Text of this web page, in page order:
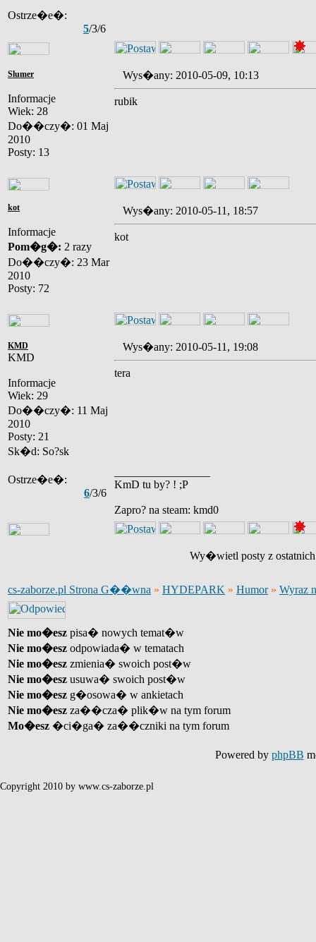
Ostrze�e�:
5/3/6
Slumer
Informacje
Wiek: 28
Do��czy�: 01 Maj
2010
Posty: 13
Wys�any: 2010-05-09, 10:13
rubik
kot
Informacje
Pom�g�: 2 razy
Do��czy�: 23 Mar
2010
Posty: 72
Wys�any: 2010-05-11, 18:57
kot
KMD
KMD
Informacje
Wiek: 29
Do��czy�: 11 Maj
2010
Posty: 21
Sk�d: So?sk
Ostrze�e�:
6/3/6
Wys�any: 2010-05-11, 19:08
tera
KmD tu by? ! ;P
Zapro? na steam: kmd0
Wy�wietl posty z
cs-zaborze.pl Strona G��wna » HYDEPARK » Humor» Wyraz
Nie mo�esz pisa� nowych temat�w
Nie mo�esz odpowiada� w tematach
Nie mo�esz zmienia� swoich post�w
Nie mo�esz usuwa� swoich post�w
Nie mo�esz g�osowa� w ankietach
Nie mo�esz za��cza� plik�w na tym forum
Mo�esz �ci�ga� za��czniki na tym forum
Powered by phpBB
Copyright 2010 by www.cs-zaborze.pl